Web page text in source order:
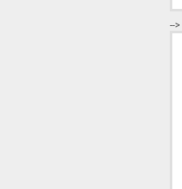
-->